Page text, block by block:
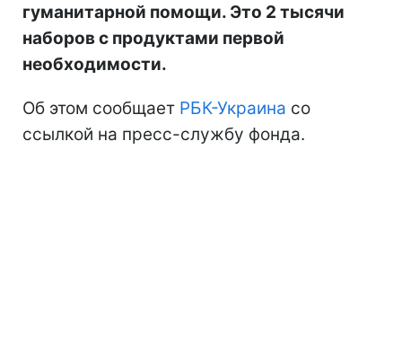
гуманитарной помощи. Это 2 тысячи
наборов с продуктами первой
необходимости.
Об этом сообщает РБК-Украина со
ссылкой на пресс-службу фонда.